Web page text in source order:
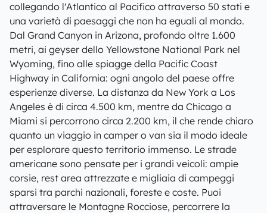
collegando l'Atlantico al Pacifico attraverso 50 stati e
una varietà di paesaggi che non ha eguali al mondo.
Dal Grand Canyon in Arizona, profondo oltre 1.600
metri, ai geyser dello Yellowstone National Park nel
Wyoming, fino alle spiagge della Pacific Coast
Highway in California: ogni angolo del paese offre
esperienze diverse. La distanza da New York a Los
Angeles è di circa 4.500 km, mentre da Chicago a
Miami si percorrono circa 2.200 km, il che rende chiaro
quanto un viaggio in camper o van sia il modo ideale
per esplorare questo territorio immenso. Le strade
americane sono pensate per i grandi veicoli: ampie
corsie, rest area attrezzate e migliaia di campeggi
sparsi tra parchi nazionali, foreste e coste. Puoi
attraversare le Montagne Rocciose, percorrere la